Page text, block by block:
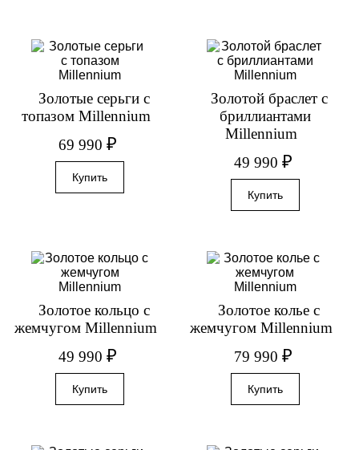
Золотые серьги с
топазом Millennium
69 990₽
Золотой браслет с
бриллиантами
Millennium
49 990 ₽
Золотое кольцо с
жемчугом Millennium
49 990₽
Золотое колье с
жемчугом Millennium
79 990 ₽